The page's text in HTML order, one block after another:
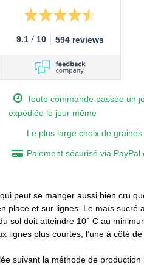
9.1 / 10 594 reviews
Toute commande passée un
expédiée le jour même
Le plus large choix de
Paiement sécurisé via PayPal
peut se manger aussi bien cru
et sur lignes. Le maïs sucré
sol doit atteindre 10° C au
plus courtes, l’une à côté
suivant la méthode de